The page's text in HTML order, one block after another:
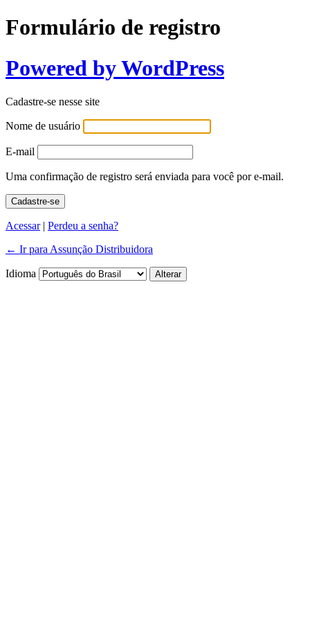
Formulário de registro
Powered by WordPress
Cadastre-se nesse site
Nome de usuário
E-mail
Uma confirmação de registro será enviada para você por e-mail.
Acessar| Perdeu a senha?
← Ir para Assunção Distribuidora
Idioma